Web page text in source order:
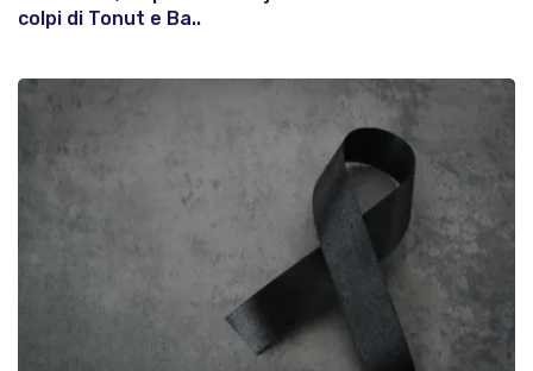
colpi di Tonut e Ba..